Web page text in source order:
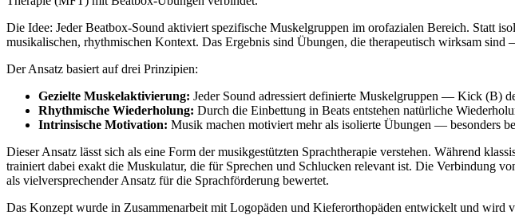
Die Idee: Jeder Beatbox-Sound aktiviert spezifische Muskelgruppen im orofazialen Bereich. Statt
musikalischen, rhythmischen Kontext. Das Ergebnis sind Übungen, die therapeutisch wirksam
Der Ansatz basiert auf drei Prinzipien:
Gezielte Muskelaktivierung: Jeder Sound adressiert definierte Muskelgruppen — Kick (B)
Rhythmische Wiederholung: Durch die Einbettung in Beats entstehen natürliche
Intrinsische Motivation: Musik machen motiviert mehr als isolierte Übungen — besonders
Dieser Ansatz lässt sich als eine Form der musikgestützten Sprachtherapie verstehen. Während
trainiert dabei exakt die Muskulatur, die für Sprechen und Schlucken relevant ist. Die Verbindung
als vielversprechender Ansatz für die Sprachförderung bewertet.
Das Konzept wurde in Zusammenarbeit mit Logopäden und Kieferorthopäden entwickelt und wird